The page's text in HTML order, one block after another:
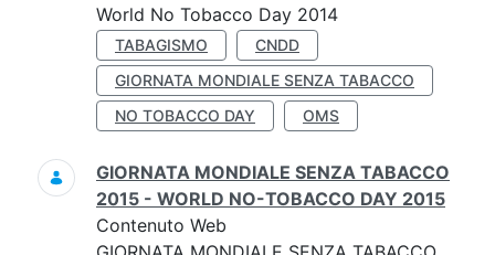
World No Tobacco Day 2014
TABAGISMO
CNDD
GIORNATA MONDIALE SENZA TABACCO
NO TOBACCO DAY
OMS
GIORNATA MONDIALE SENZA TABACCO
2015 - WORLD NO-TOBACCO DAY 2015
Contenuto Web